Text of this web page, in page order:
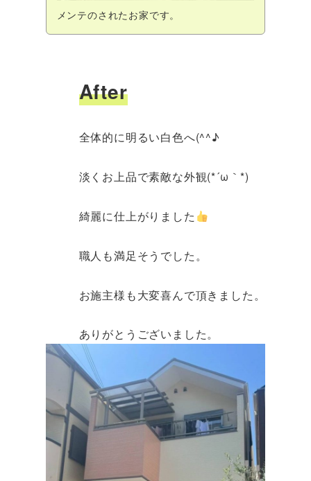
メンテのされたお家です。
After
全体的に明るい白色へ(^^♪
淡くお上品で素敵な外観(*´ω｀*)
綺麗に仕上がりました
職人も満足そうでした。
お施主様も大変喜んで頂きました。
ありがとうございました。